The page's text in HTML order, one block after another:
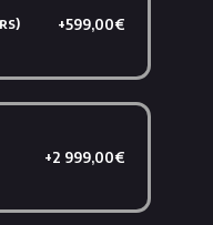
+599,00€
+2 999,00€